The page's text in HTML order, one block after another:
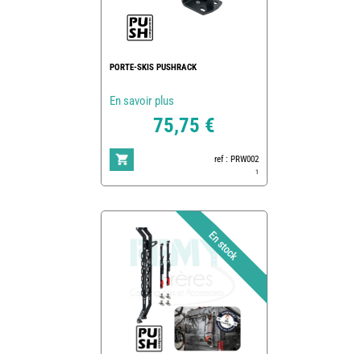
PORTE-SKIS PUSHRACK
En savoir plus
75,75 €
ref : PRW002
1